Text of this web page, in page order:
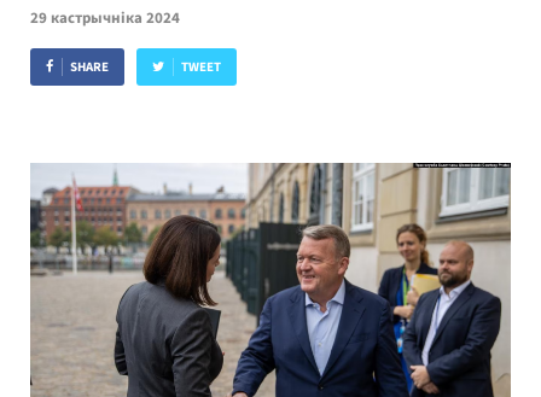
29 кастрычніка 2024
SHARE TWEET